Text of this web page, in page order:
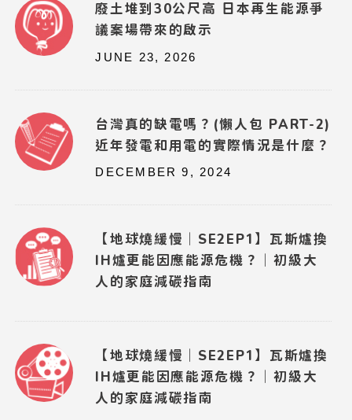
廢土堆到30公尺高 日本再生能源爭
議案場帶來的啟示
JUNE 23, 2026
台灣真的缺電嗎？(懶人包 PART-2)
近年發電和用電的實際情況是什麼？
DECEMBER 9, 2024
【地球燒緩慢｜SE2EP1】瓦斯爐換
IH爐更能因應能源危機？｜初級大
人的家庭減碳指南
【地球燒緩慢｜SE2EP1】瓦斯爐換
IH爐更能因應能源危機？｜初級大
人的家庭減碳指南